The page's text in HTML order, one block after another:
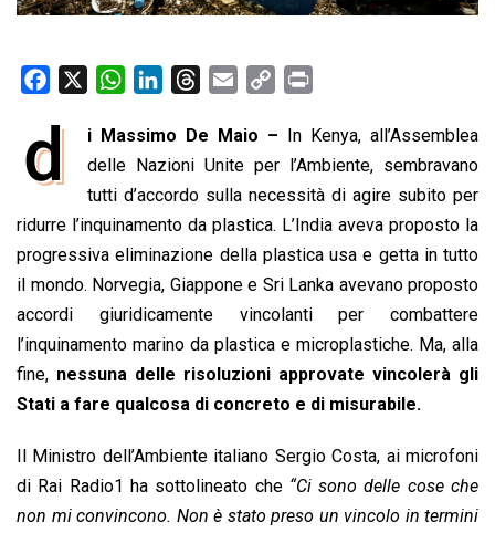
e
o
o
k
W
a
t
s
A
p
p
n
k
e
d
I
n
r
e
a
d
s
a
i
l
p
y
L
n
k
i
n
t
d i Massimo De Maio – In Kenya, all’Assemblea
delle Nazioni Unite per l’Ambiente, sembravano
tutti d’accordo sulla necessità di agire subito per
ridurre l’inquinamento da plastica. L’India aveva proposto la
progressiva eliminazione della plastica usa e getta in tutto
il mondo. Norvegia, Giappone e Sri Lanka avevano proposto
accordi giuridicamente vincolanti per combattere
l’inquinamento marino da plastica e microplastiche. Ma, alla
fine, nessuna delle risoluzioni approvate vincolerà gli
Stati a fare qualcosa di concreto e di misurabile.
Il Ministro dell’Ambiente italiano Sergio Costa, ai microfoni
di Rai Radio1 ha sottolineato che “Ci sono delle cose che
non mi convincono. Non è stato preso un vincolo in termini